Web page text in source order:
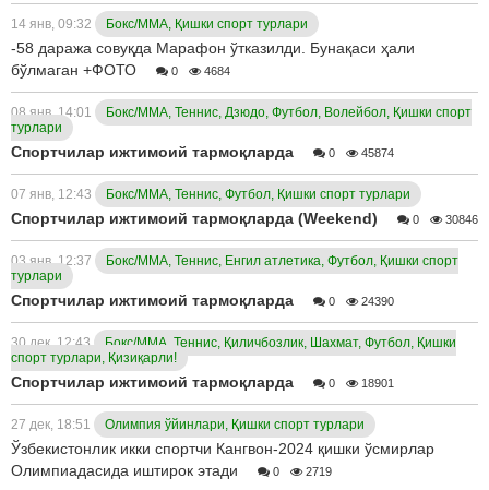
14 янв, 09:32 Бокс/ММА, Қишки спорт турлари
-58 даража совуқда Марафон ўтказилди. Бунақаси ҳали
бўлмаган +ФОТО
0 4684
08 янв, 14:01
Бокс/ММА, Теннис, Дзюдо, Футбол, Волейбол, Қишки спорт
турлари
Спортчилар ижтимоий тармоқларда 0 45874
07 янв, 12:43 Бокс/ММА, Теннис, Футбол, Қишки спорт турлари
Спортчилар ижтимоий тармоқларда (Weekend) 0 30846
03 янв, 12:37
Бокс/ММА, Теннис, Енгил атлетика, Футбол, Қишки спорт
турлари
Спортчилар ижтимоий тармоқларда 0 24390
30 дек, 12:43
Бокс/ММА, Теннис, Қиличбозлик, Шахмат, Футбол, Қишки
спорт турлари, Қизиқарли!
Спортчилар ижтимоий тармоқларда 0 18901
27 дек, 18:51 Олимпия ўйинлари, Қишки спорт турлари
Ўзбекистонлик икки спортчи Кангвон-2024 қишки ўсмирлар
Олимпиадасида иштирок этади
0 2719